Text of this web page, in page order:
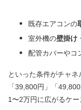
既存エアコンの
室外機の壁掛け
配管カバーやコ
といった条件がチャ
「39,800円」「
1〜2万円に広がるケー